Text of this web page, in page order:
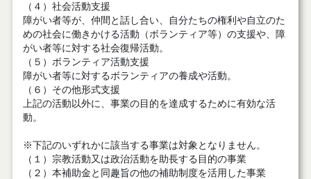
（４）社会活動支援
障がい者等が、仲間と話し合い、自分たちの権利や自立のた
めの社会に働きかける活動（ボランティア等）の支援や、障
がい者等に対する社会復帰活動。
（５）ボランティア活動支援
障がい者等に対するボランティアの養成や活動。
（６）その他形式支援
上記の活動以外に、事業の目的を達成するために有効な活
動。
※下記のいずれかに該当する事業は対象となりません。
（１）宗教活動又は政治活動を助長する目的の事業
（２）本補助金と同趣旨の他の補助制度を活用した事業